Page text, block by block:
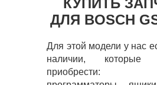
КУПИТЬ
ДЛЯ BOSCH
Для этой модели у нас
наличии,
приобрести: